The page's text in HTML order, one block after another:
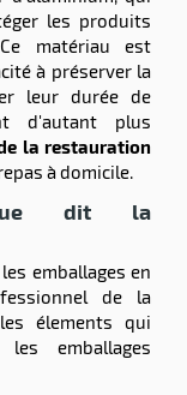
les produits
matériau est
à préserver la
leur durée de
d'autant plus
la restauration
à domicile.
que dit la
emballages en
de la
élements qui
emballages